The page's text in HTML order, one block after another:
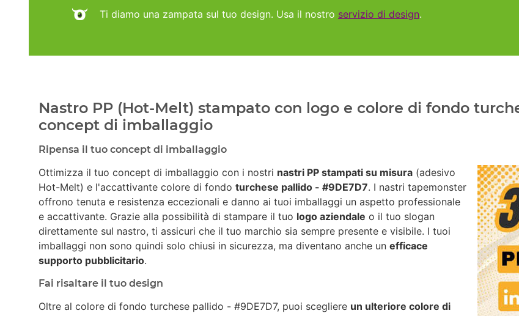
Ti diamo una zampata sul tuo design. Usa il nostro servizio di design.
Nastro PP (Hot-Melt) stampato con logo e colore di fondo
concept di imballaggio
Ripensa il tuo concept di imballaggio
Ottimizza il tuo concept di imballaggio con i nostri nastri PP stampati su misura (adesivo
Hot-Melt) e l'accattivante colore di fondo turchese pallido - #9DE7D7. I nastri tapemonster
offrono tenuta e resistenza eccezionali e danno ai tuoi imballaggi un aspetto professionale
e accattivante. Grazie alla possibilità di stampare il tuo logo aziendale o il tuo slogan
direttamente sul nastro, ti assicuri che il tuo marchio sia sempre presente e visibile. I tuoi
imballaggi non sono quindi solo chiusi in sicurezza, ma diventano anche un efficace
supporto pubblicitario.
Fai risaltare il tuo design
Oltre al colore di fondo turchese pallido - #9DE7D7, puoi scegliere un ulteriore colore di